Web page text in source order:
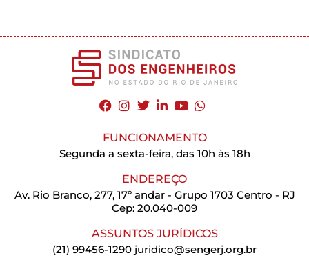
FUNCIONAMENTO
Segunda a sexta-feira, das 10h às 18h
ENDEREÇO
Av. Rio Branco, 277, 17º andar - Grupo 1703 Centro - RJ
Cep: 20.040-009
ASSUNTOS JURÍDICOS
(21) 99456-1290 juridico@sengerj.org.br